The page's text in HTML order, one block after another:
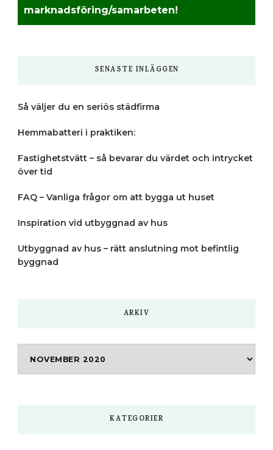
marknadsföring/samarbeten!
SENASTE INLÄGGEN
Så väljer du en seriös städfirma
Hemmabatteri i praktiken:
Fastighetstvätt – så bevarar du värdet och intrycket
över tid
FAQ – Vanliga frågor om att bygga ut huset
Inspiration vid utbyggnad av hus
Utbyggnad av hus – rätt anslutning mot befintlig
byggnad
ARKIV
KATEGORIER